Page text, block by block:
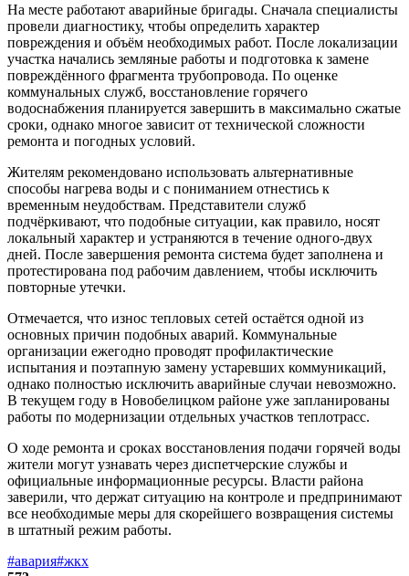
На месте работают аварийные бригады. Сначала специалисты
провели диагностику, чтобы определить характер
повреждения и объём необходимых работ. После локализации
участка начались земляные работы и подготовка к замене
повреждённого фрагмента трубопровода. По оценке
коммунальных служб, восстановление горячего
водоснабжения планируется завершить в максимально сжатые
сроки, однако многое зависит от технической сложности
ремонта и погодных условий.
Жителям рекомендовано использовать альтернативные
способы нагрева воды и с пониманием отнестись к
временным неудобствам. Представители служб
подчёркивают, что подобные ситуации, как правило, носят
локальный характер и устраняются в течение одного-двух
дней. После завершения ремонта система будет заполнена и
протестирована под рабочим давлением, чтобы исключить
повторные утечки.
Отмечается, что износ тепловых сетей остаётся одной из
основных причин подобных аварий. Коммунальные
организации ежегодно проводят профилактические
испытания и поэтапную замену устаревших коммуникаций,
однако полностью исключить аварийные случаи невозможно.
В текущем году в Новобелицком районе уже запланированы
работы по модернизации отдельных участков теплотрасс.
О ходе ремонта и сроках восстановления подачи горячей воды
жители могут узнавать через диспетчерские службы и
официальные информационные ресурсы. Власти района
заверили, что держат ситуацию на контроле и предпринимают
все необходимые меры для скорейшего возвращения системы
в штатный режим работы.
#авария#жкх